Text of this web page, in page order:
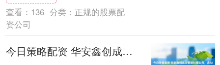
查看： 136 分类： 正规的股票配
资公司
今日策略配资 华安鑫创成立智能科技公司，含AI及机器人业务